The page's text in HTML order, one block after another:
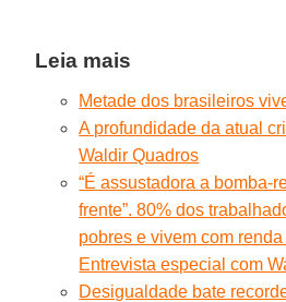
Leia mais
Metade dos brasileiros
A profundidade da atual
Waldir Quadros
“É assustadora a bomba-
frente”. 80% dos
pobres e vivem com
Entrevista especial com
Desigualdade bate